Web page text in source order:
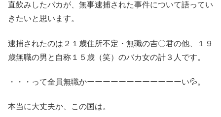
直飲みしたバカが、無事逮捕された事件について語ってい
きたいと思います。
逮捕されたのは２１歳住所不定・無職の吉〇君の他、１９
歳無職の男と自称１５歳（笑）のバカ女の計３人です。
・・・って全員無職かーーーーーーーーーーーーい💦。
本当に大丈夫か、この国は。